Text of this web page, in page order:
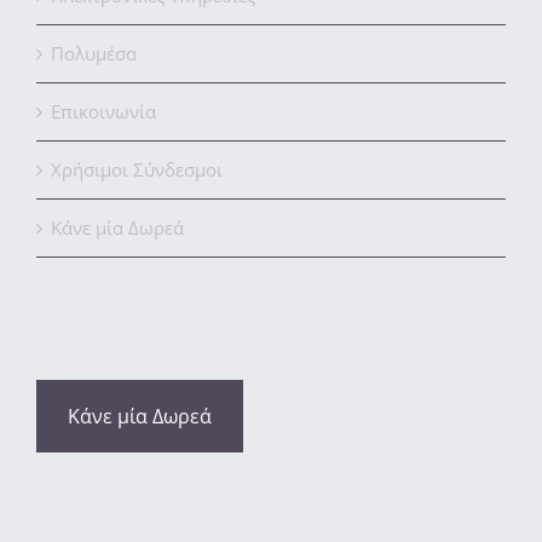
Πολυμέσα
Επικοινωνία
Χρήσιμοι Σύνδεσμοι
Κάνε μία Δωρεά
Κάνε μία Δωρεά